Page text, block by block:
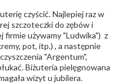
tel.13 44 56 100;
,PZ Stelmach Sp. z o.o. ul.
805 Opole; NIP 7542889545;
90 100; biuro@stelmach.pl
w wieku poniżej 3 lat
wykonane z białego złota
zawierają nikiel
czyścić. Najlepiej raz w
szczoteczki do zębów i
firmie używamy "Ludwika") z
pot, itp.) , a następnie
"Argentum",
Biżuteria pielęgnowana
wizyt u jubilera.